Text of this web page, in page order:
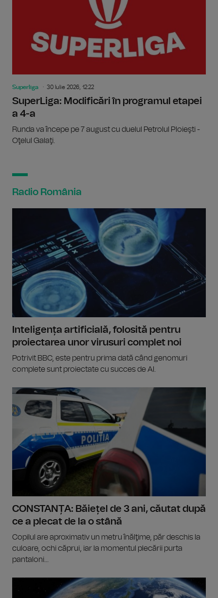
Superliga 30 Iulie 2026, 12:22
SuperLiga: Modificări în programul etapei
a 4-a
Runda va începe pe 7 august cu duelul Petrolul Ploieşti -
Oţelul Galaţi.
Radio România
Inteligența artificială, folosită pentru
proiectarea unor virusuri complet noi
Potrivit BBC, este pentru prima dată când genomuri
complete sunt proiectate cu succes de AI.
CONSTANȚA: Băiețel de 3 ani, căutat după
ce a plecat de la o stână
Copilul are aproximativ un metru înălţime, păr deschis la
culoare, ochi căprui, iar la momentul plecării purta
pantaloni...